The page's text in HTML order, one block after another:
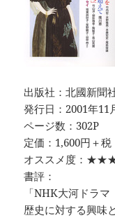
出版社：北國新聞
発行日：2001年11
ページ数：302P
定価：1,600円＋税
オススメ度：
書評：
「NHK大河ドラ
歴史に対する興味